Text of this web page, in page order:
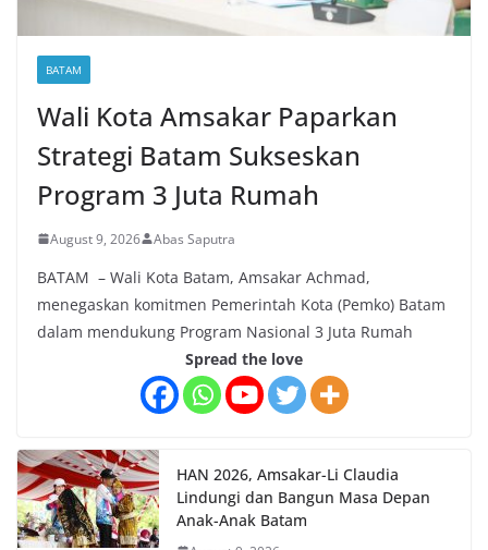
BATAM
Wali Kota Amsakar Paparkan
Strategi Batam Sukseskan
Program 3 Juta Rumah
August 9, 2026 Abas Saputra
BATAM – Wali Kota Batam, Amsakar Achmad,
menegaskan komitmen Pemerintah Kota (Pemko) Batam
dalam mendukung Program Nasional 3 Juta Rumah
Spread the love
HAN 2026, Amsakar-Li Claudia
Lindungi dan Bangun Masa Depan
Anak-Anak Batam